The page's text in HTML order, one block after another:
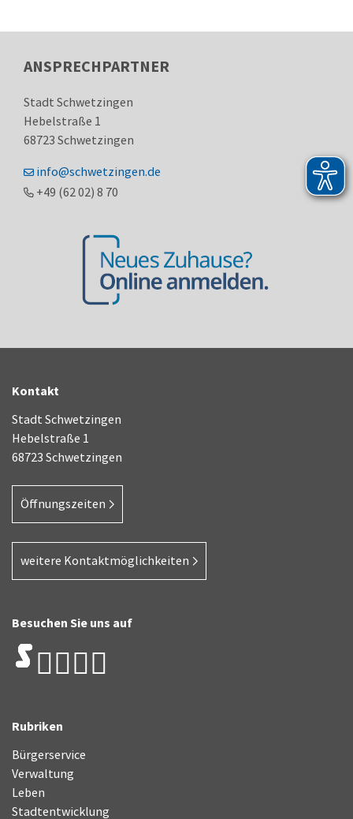
ANSPRECHPARTNER
Stadt Schwetzingen
Hebelstraße 1
68723 Schwetzingen
info@schwetzingen.de
+49 (6202) 8 70
Kontakt
Stadt Schwetzingen
Hebelstraße 1
68723 Schwetzingen
Öffnungszeiten
weitere Kontaktmöglichkeiten
Besuchen Sie uns auf
Rubriken
Bürgerservice
Verwaltung
Leben
Stadtentwicklung